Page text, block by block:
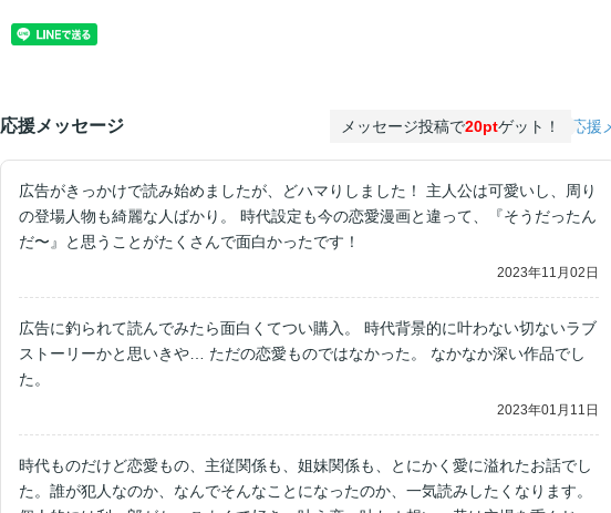
応援メッセージ メッセージ投稿で20ptゲット！ 応援
広告がきっかけで読み始めましたが、どハマりしました！ 主人公は可愛いし、周り
の登場人物も綺麗な人ばかり。 時代設定も今の恋愛漫画と違って、『そうだったん
だ〜』と思うことがたくさんで面白かったです！
2023年11月02日
広告に釣られて読んでみたら面白くてつい購入。 時代背景的に叶わない切ないラブ
ストーリーかと思いきや… ただの恋愛ものではなかった。 なかなか深い作品でし
た。
2023年01月11日
時代ものだけど恋愛もの、主従関係も、姐妹関係も、とにかく愛に溢れたお話でし
た。誰が犯人なのか、なんでそんなことになったのか、一気読みしたくなります。